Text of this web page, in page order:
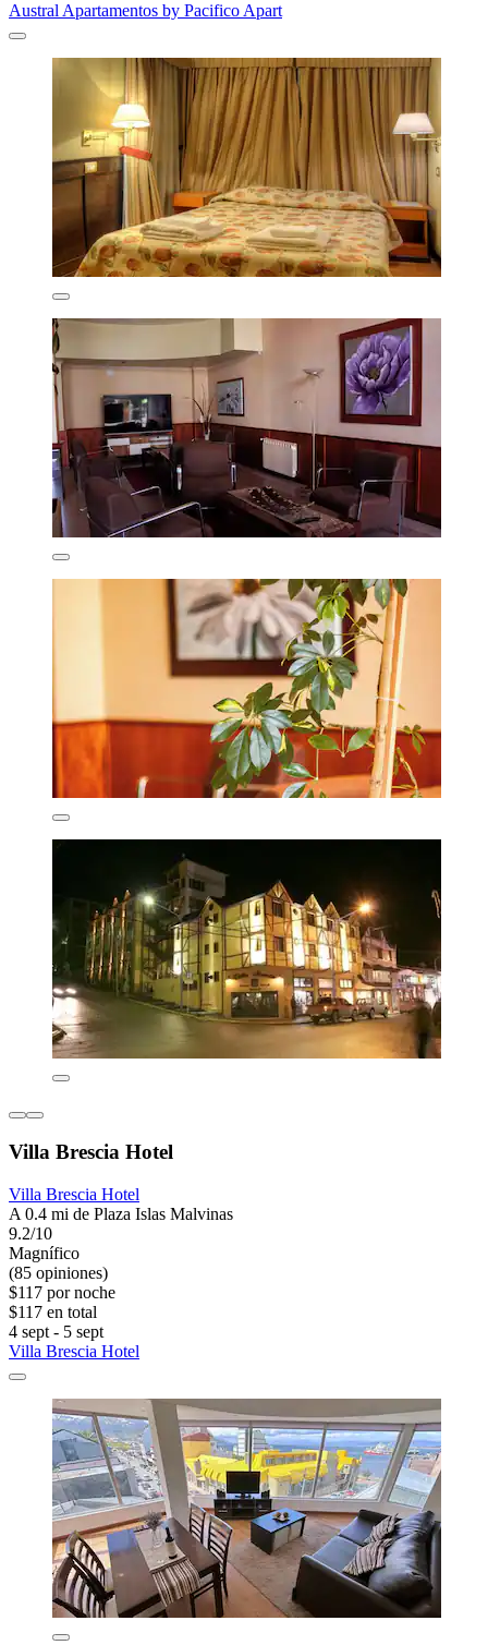
Austral Apartamentos by Pacifico Apart
Villa Brescia Hotel
Villa Brescia Hotel
A 0.4 mi de Plaza Islas Malvinas
9.2/10
Magnífico
(85 opiniones)
$117 por noche
$117 en total
4 sept - 5 sept
Villa Brescia Hotel